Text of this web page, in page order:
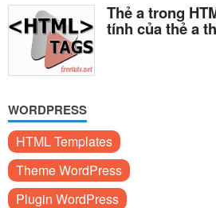
Thẻ a trong
tính của thẻ a
WORDPRESS
HTML Templates
Theme WordPress
Plugin WordPress